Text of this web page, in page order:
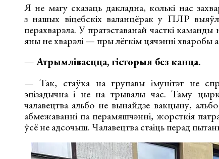
Я не магу сказаць дакладна, колькі нас
з нашых віцебскіх валанцёрак у ПЛР
перахварэла. У пратэставанай часткі
яны не хварэлі — пры лёгкім цячэнні
— Атрымліваецца, гісторыя без канца.
— Так, стаўка на групавы імунітэт не
эпізадычна і не на трывалы час. Таму
чалавецтва альбо не вынайдзе вакцыну,
абмежаванні па перамяшчэнні, жорсткія
ўсё не адсочыш. Чалавецтва стаіць перад